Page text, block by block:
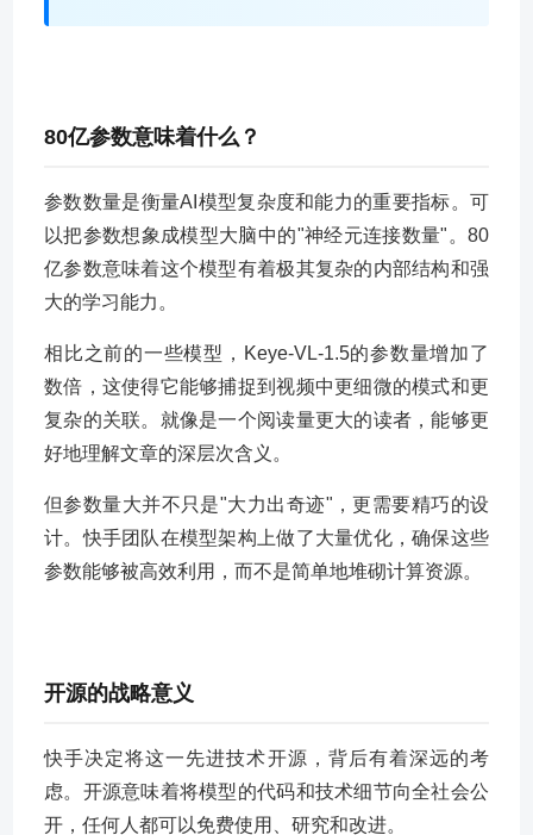
80亿参数意味着什么？
参数数量是衡量AI模型复杂度和能力的重要指标。可
以把参数想象成模型大脑中的"神经元连接数量"。80
亿参数意味着这个模型有着极其复杂的内部结构和强
大的学习能力。
相比之前的一些模型，Keye-VL-1.5的参数量增加了
数倍，这使得它能够捕捉到视频中更细微的模式和更
复杂的关联。就像是一个阅读量更大的读者，能够更
好地理解文章的深层次含义。
但参数量大并不只是"大力出奇迹"，更需要精巧的设
计。快手团队在模型架构上做了大量优化，确保这些
参数能够被高效利用，而不是简单地堆砌计算资源。
开源的战略意义
快手决定将这一先进技术开源，背后有着深远的考
虑。开源意味着将模型的代码和技术细节向全社会公
开，任何人都可以免费使用、研究和改进。